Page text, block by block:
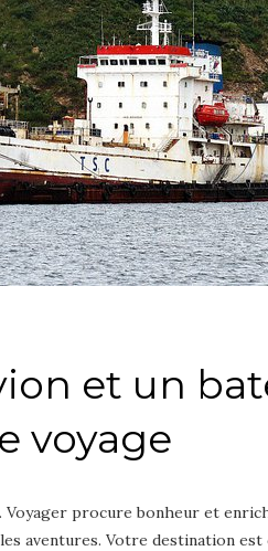
et un
voyage
procure bonheur et
aventures. Votre destination est